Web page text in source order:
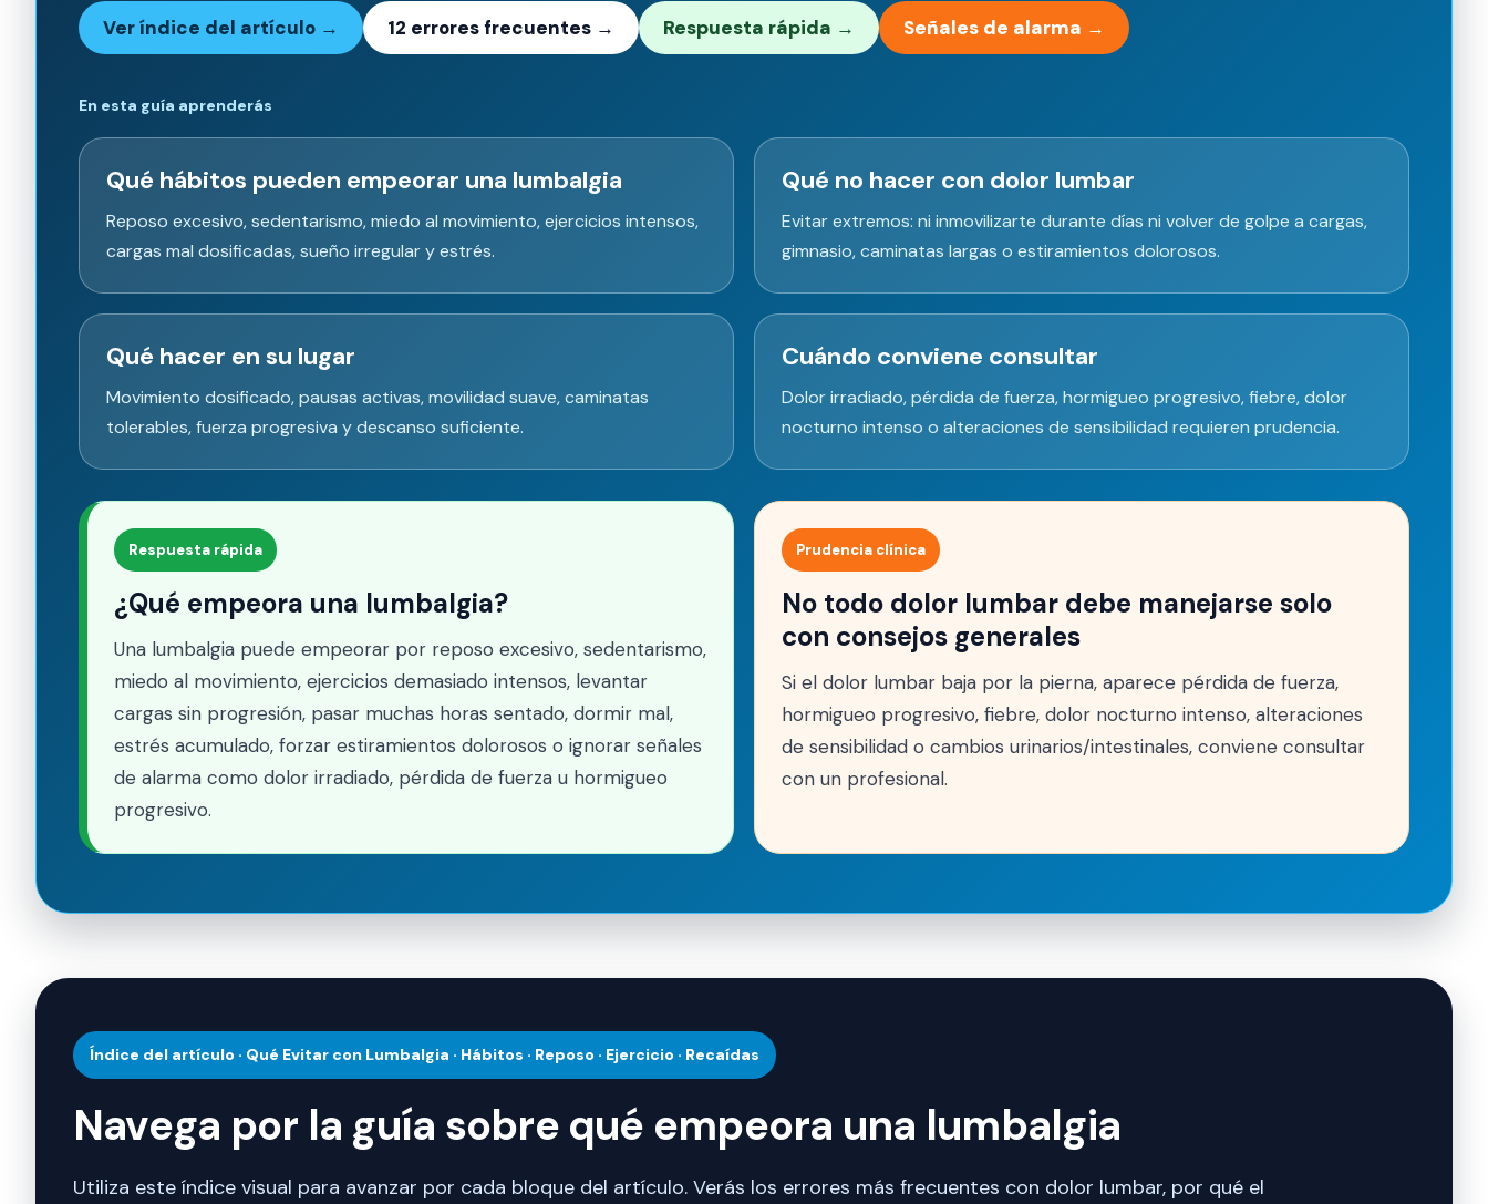
Ver índice del artículo → 12 errores frecuentes → Respuesta rápida → Señales de alarma →
En esta guía aprenderás
Qué hábitos pueden empeorar una lumbalgia
Reposo excesivo, sedentarismo, miedo al movimiento, ejercicios intensos,
cargas mal dosificadas, sueño irregular y estrés.
Qué no hacer con dolor lumbar
Evitar extremos: ni inmovilizarte durante días ni volver de golpe a cargas,
gimnasio, caminatas largas o estiramientos dolorosos.
Qué hacer en su lugar
Movimiento dosificado, pausas activas, movilidad suave, caminatas
tolerables, fuerza progresiva y descanso suficiente.
Cuándo conviene consultar
Dolor irradiado, pérdida de fuerza, hormigueo progresivo, fiebre, dolor
nocturno intenso o alteraciones de sensibilidad requieren prudencia.
Respuesta rápida
¿Qué empeora una lumbalgia?
Una lumbalgia puede empeorar por reposo excesivo, sedentarismo,
miedo al movimiento, ejercicios demasiado intensos, levantar
cargas sin progresión, pasar muchas horas sentado, dormir mal,
estrés acumulado, forzar estiramientos dolorosos o ignorar señales
de alarma como dolor irradiado, pérdida de fuerza u hormigueo
progresivo.
Prudencia clínica
No todo dolor lumbar debe manejarse solo
con consejos generales
Si el dolor lumbar baja por la pierna, aparece pérdida de fuerza,
hormigueo progresivo, fiebre, dolor nocturno intenso, alteraciones
de sensibilidad o cambios urinarios/intestinales, conviene consultar
con un profesional.
Índice del artículo · Qué Evitar con Lumbalgia · Hábitos · Reposo · Ejercicio · Recaídas
Navega por la guía sobre qué empeora una lumbalgia
Utiliza este índice visual para avanzar por cada bloque del artículo. Verás los errores más frecuentes con dolor lumbar, por qué el